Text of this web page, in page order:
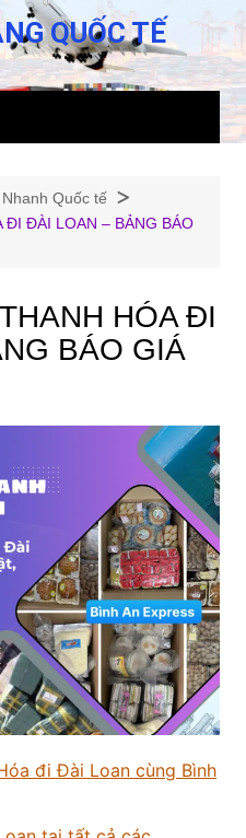
QUỐC TẾ
Quốc tế
ĐI ĐÀI LOAN – BẢNG BÁO
HÓA ĐI
BÁO GIÁ
đi Đài Loan cùng Bình